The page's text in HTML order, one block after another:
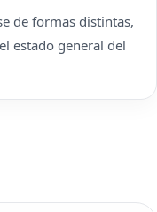
de formas distintas,
estado general del